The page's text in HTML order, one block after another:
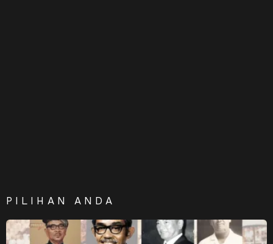
PILIHAN ANDA